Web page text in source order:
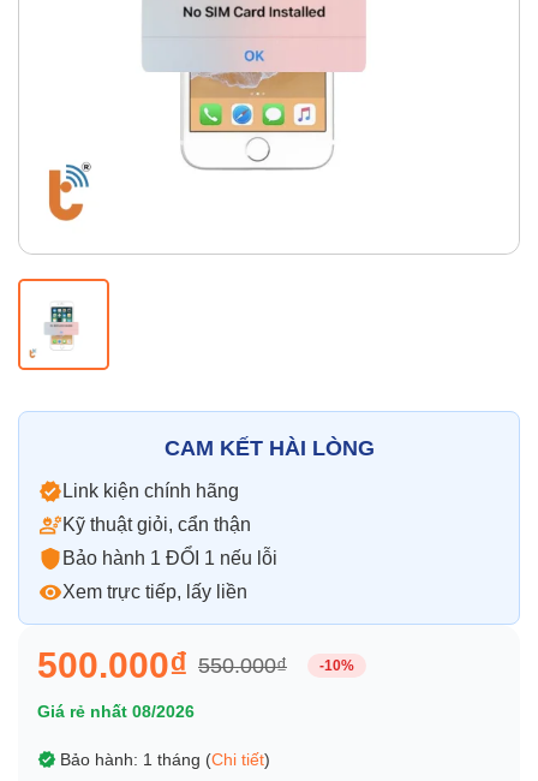
Pin Samsumg
Pin Realme
Thay vỏ
CAM KẾT HÀI LÒNG
Link kiện chính hãng
Kỹ thuật giỏi, cẩn thận
Bảo hành 1 ĐỔI 1 nếu lỗi
Xem trực tiếp, lấy liền
500.000₫ 550.000₫ -10%
Giá rẻ nhất 08/2026
Bảo hành: 1 tháng (Chi tiết)